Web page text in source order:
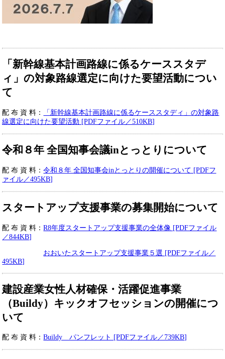
「新幹線基本計画路線に係るケーススタデ
ィ」の対象路線選定に向けた要望活動につい
て
​配 布 資 料：
「新幹線基本計画路線に係るケーススタディ」の対象路
線選定に向けた要望活動 [PDFファイル／510KB]
令和８年 全国知事会議inとっとりについて
​配 布 資 料：令和８年 全国知事会inとっとりの開催について [PDFフ
ァイル／495KB]
スタートアップ支援事業の募集開始について
​配 布 資 料：R8年度スタートアップ支援事業の全体像 [PDFファイル
／844KB]
おおいたスタートアップ支援事業５選 [PDFファイル／
495KB]
建設産業女性人材確保・活躍促進事業
（Buildy）キックオフセッションの開催につ
いて
​配 布 資 料：Buildy パンフレット [PDFファイル／739KB]